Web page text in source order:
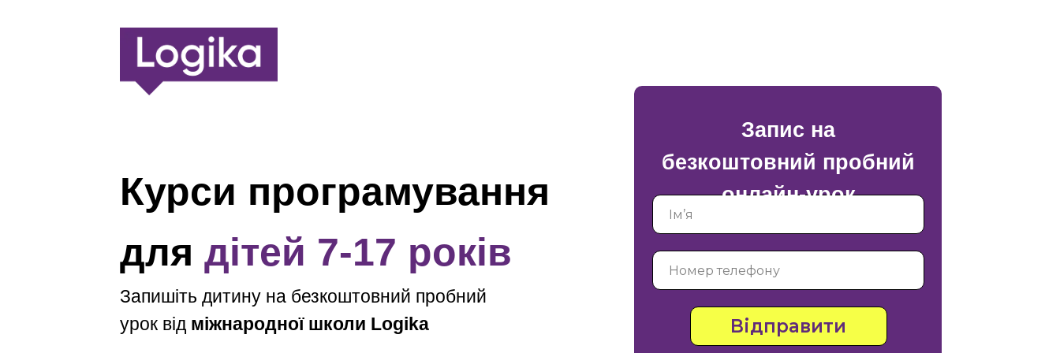
Відправити
Курси програмування
для дітей 7-17 років
Запишіть дитину на безкоштовний пробний
урок від міжнародної школи Logika
Запис на
безкоштовний пробний
онлайн-урок